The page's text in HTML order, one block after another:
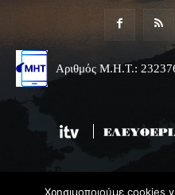
Αριθμός Μ.Η.Τ.:
Χρησιμοποιούμε cookies